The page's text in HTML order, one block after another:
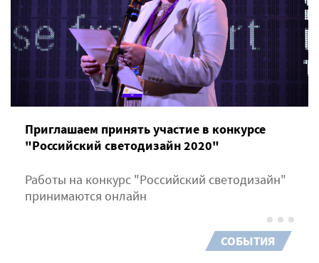
Приглашаем принять участие в конкурсе
"Российский светодизайн 2020"
Работы на конкурс "Российский светодизайн"
принимаются онлайн
СОБЫТИЯ